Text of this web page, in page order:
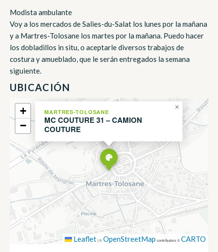
Modista ambulante
Voy a los mercados de Salies-du-Salat los lunes por la mañana
y a Martres-Tolosane los martes por la mañana. Puedo hacer
los dobladillos in situ, o aceptarle diversos trabajos de
costura y amueblado, que le serán entregados la semana
siguiente.
UBICACIÓN
MARTRES-TOLOSANE
MC COUTURE 31 – CAMION
COUTURE
×
+
−
Leaflet|©OpenStreetMap contributors ©CARTO